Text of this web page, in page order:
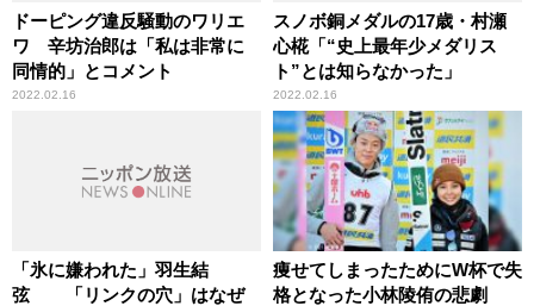
ドーピング違反騒動のワリエ
ワ 辛坊治郎は「私は非常に
同情的」とコメント
2022.02.16
スノボ銅メダルの17歳・村瀬
心椛「“史上最年少メダリス
ト”とは知らなかった」
2022.02.16
「氷に嫌われた」羽生結
弦 「リンクの穴」はなぜ
痩せてしまったためにW杯で失
格となった小林陵侑の悲劇